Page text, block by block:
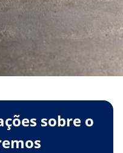
sobre o